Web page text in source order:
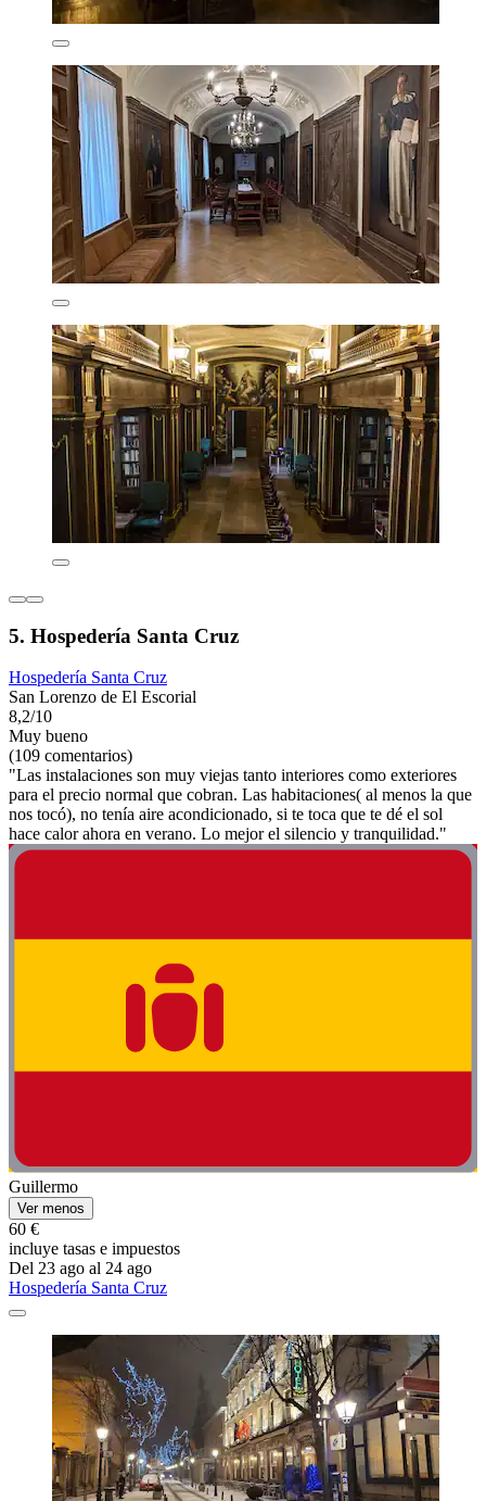
5. Hospedería Santa Cruz
Hospedería Santa Cruz
San Lorenzo de El Escorial
8,2/10
Muy bueno
(109 comentarios)
"Las instalaciones son muy viejas tanto interiores como exteriores
para el precio normal que cobran. Las habitaciones( al menos la que
nos tocó), no tenía aire acondicionado, si te toca que te dé el sol
hace calor ahora en verano. Lo mejor el silencio y tranquilidad."
Guillermo
Ver menos
60 €
incluye tasas e impuestos
Del 23 ago al 24 ago
Hospedería Santa Cruz